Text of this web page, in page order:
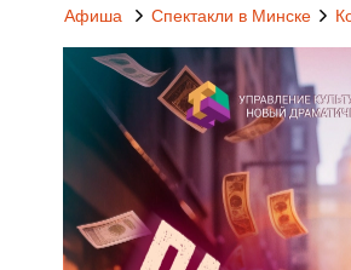
Афиша Спектакли в Минске